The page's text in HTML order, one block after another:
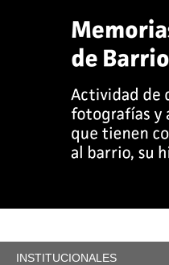
INSTITUCIONALES